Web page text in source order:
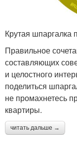
Крутая шпаргалка
Правильное
составляющих
и целостного
поделиться
не промахнетесь
квартиры.
читать дальше →